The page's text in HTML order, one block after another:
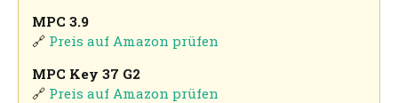
MPC 3.9
🔗 Preis auf Amazon prüfen
MPC Key 37 G2
🔗 Preis auf Amazon prüfen